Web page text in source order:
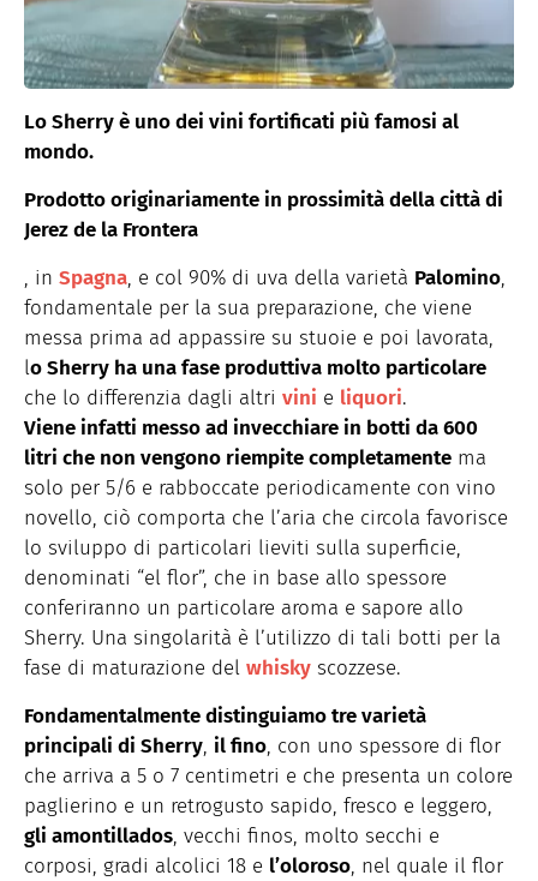
Lo Sherry è uno dei vini fortificati più famosi al
mondo.
Prodotto originariamente in prossimità della città di
Jerez de la Frontera
, in Spagna, e col 90% di uva della varietà Palomino,
fondamentale per la sua preparazione, che viene
messa prima ad appassire su stuoie e poi lavorata,
lo Sherry ha una fase produttiva molto particolare
che lo differenzia dagli altri vini e liquori.
Viene infatti messo ad invecchiare in botti da 600
litri che non vengono riempite completamente ma
solo per 5/6 e rabboccate periodicamente con vino
novello, ciò comporta che l’aria che circola favorisce
lo sviluppo di particolari lieviti sulla superficie,
denominati “el flor”, che in base allo spessore
conferiranno un particolare aroma e sapore allo
Sherry. Una singolarità è l’utilizzo di tali botti per la
fase di maturazione del whisky scozzese.
Fondamentalmente distinguiamo tre varietà
principali di Sherry, il fino, con uno spessore di flor
che arriva a 5 o 7 centimetri e che presenta un colore
paglierino e un retrogusto sapido, fresco e leggero,
gli amontillados, vecchi finos, molto secchi e
corposi, gradi alcolici 18 e l’oloroso, nel quale il flor